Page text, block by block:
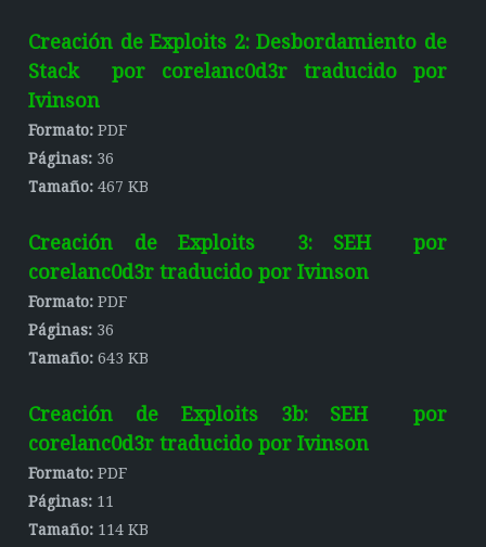
Creación de Exploits 2: Desbordamiento de
Stack por corelanc0d3r traducido por
Ivinson
Formato: PDF
Páginas: 36
Tamaño: 467 KB
Creación de Exploits 3: SEH por
corelanc0d3r traducido por Ivinson
Formato: PDF
Páginas: 36
Tamaño: 643 KB
Creación de Exploits 3b: SEH por
corelanc0d3r traducido por Ivinson
Formato: PDF
Páginas: 11
Tamaño: 114 KB